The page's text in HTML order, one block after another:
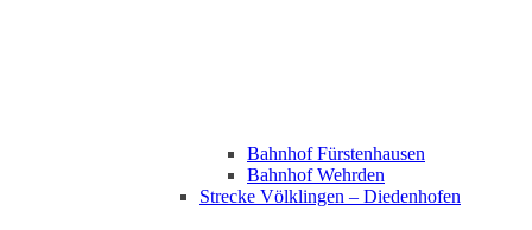
Bahnhof Fürstenhausen
Bahnhof Wehrden
Strecke Völklingen – Diedenhofen